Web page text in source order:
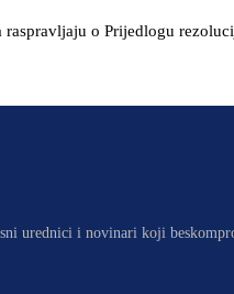
o Prijedlogu
urednici i novinari koji